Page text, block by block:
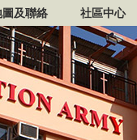
及聯絡 社區中心